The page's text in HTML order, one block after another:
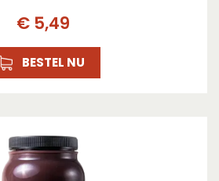
€ 5,49
BESTEL NU